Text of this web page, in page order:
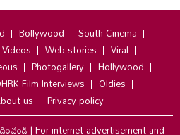
Bollywood
South Cinema
Videos Web-stories
Viral
Photogallery
Hollywood
Film Interviews
Oldies
us
Privacy policy
|For internet advertisement and